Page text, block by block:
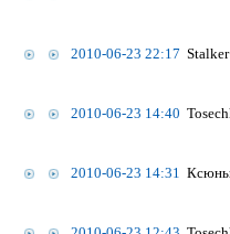
2010-06-23 22:17 Stalker
2010-06-23 14:40
2010-06-23 14:31